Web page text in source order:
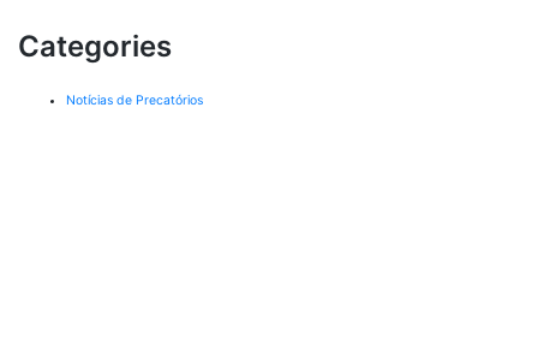
Categories
Notícias de Precatórios